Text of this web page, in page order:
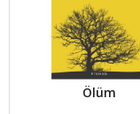
Ölüm